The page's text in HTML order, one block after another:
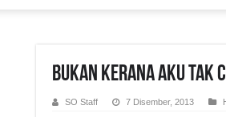
Bukan Kerana Aku Tak
SO Staff 7 Disember, 2013